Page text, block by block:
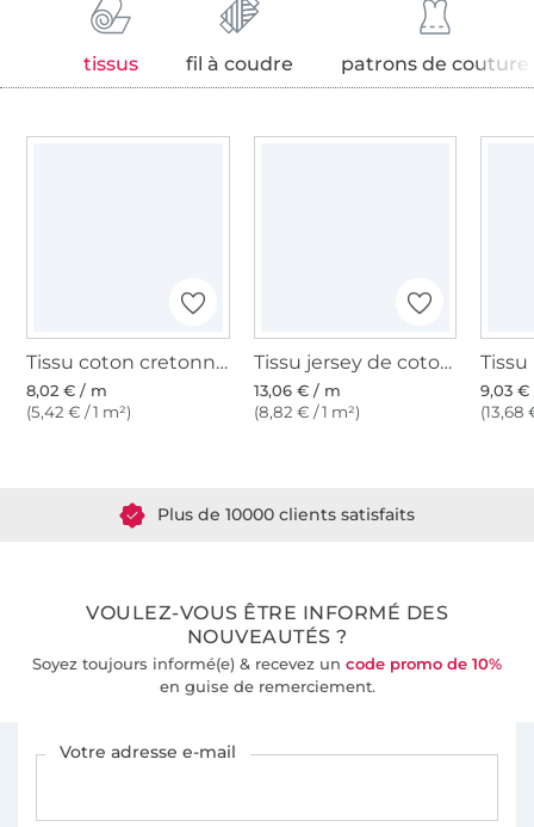
tissus fil à coudre patrons de couture
Tissu coton cretonne fanion, rouge
8,02 € / m
(5,42 € / 1 m²)
Tissu jersey de coton uni, rouge
13,06 € / m
(8,82 € / 1 m²)
9,03
(13,68
Plus de 10000 clients satisfaits
VOULEZ-VOUS ÊTRE INFORMÉ DES
NOUVEAUTÉS ?
Soyez toujours informé(e) & recevez un code promo de 10%
en guise de remerciement.
Votre adresse e-mail